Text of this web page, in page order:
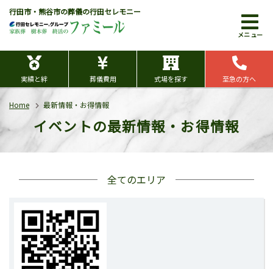
行田市・熊谷市の葬儀の行田セレモニー
メニュー
実績と絆 葬儀費用 式場を探す 至急の方へ
Home 最新情報・お得情報
イベントの最新情報・お得情報
全てのエリア